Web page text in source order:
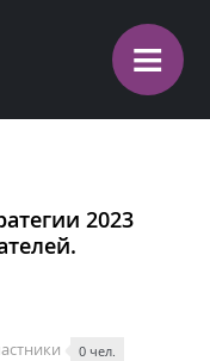
≡
2023
0 чел.